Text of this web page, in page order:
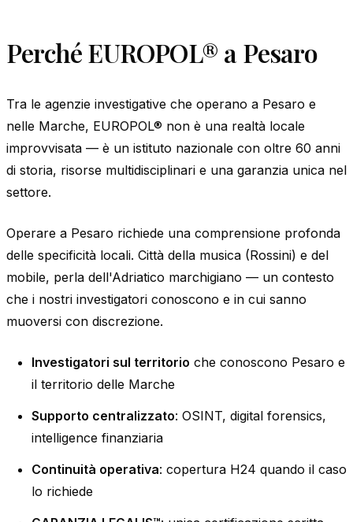
Perché EUROPOL® a Pesaro
Tra le agenzie investigative che operano a Pesaro e
nelle Marche, EUROPOL® non è una realtà locale
improvvisata — è un istituto nazionale con oltre 60 anni
di storia, risorse multidisciplinari e una garanzia unica nel
settore.
Operare a Pesaro richiede una comprensione profonda
delle specificità locali. Città della musica (Rossini) e del
mobile, perla dell'Adriatico marchigiano — un contesto
che i nostri investigatori conoscono e in cui sanno
muoversi con discrezione.
Investigatori sul territorio che conoscono Pesaro e
il territorio delle Marche
Supporto centralizzato: OSINT, digital forensics,
intelligence finanziaria
Continuità operativa: copertura H24 quando il caso
lo richiede